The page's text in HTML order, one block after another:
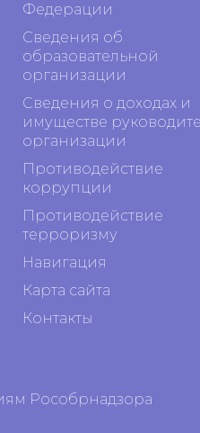
Федерации
Сведения об
образовательной
организации
Сведения о доходах и
имуществе
организации
Противодействие
коррупции
Противодействие
терроризму
Навигация
Карта сайта
Контакты
Рособрнадзора